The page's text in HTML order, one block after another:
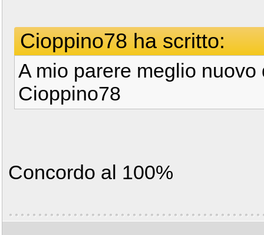
Cioppino78 ha scritto:
A mio parere meglio nuovo
Cioppino78
Concordo al 100%